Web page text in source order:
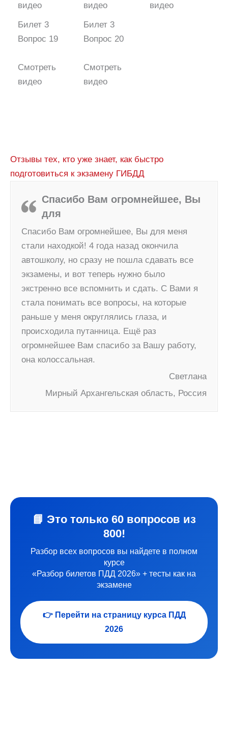
видео видео
видео
Билет 3
Вопрос 19
Смотреть
видео
Билет 3
Вопрос 20
Смотреть
видео
Отзывы тех, кто уже знает, как быстро
подготовиться к экзамену ГИБДД
Спасибо Вам огромнейшее, Вы
для
Спасибо Вам огромнейшее, Вы для меня
стали находкой! 4 года назад окончила
автошколу, но сразу не пошла сдавать все
экзамены, и вот теперь нужно было
экстренно все вспомнить и сдать. С Вами я
стала понимать все вопросы, на которые
раньше у меня округлялись глаза, и
происходила путанница. Ещё раз
огромнейшее Вам спасибо за Вашу работу,
она колоссальная.
Светлана
Мирный Архангельская область, Россия
📘 Это только 60 вопросов из
800!
Разбор всех вопросов вы найдете в полном
курсе
«Разбор билетов ПДД 2026» + тесты как на
экзамене
👉 Перейти на страницу курса ПДД
2026